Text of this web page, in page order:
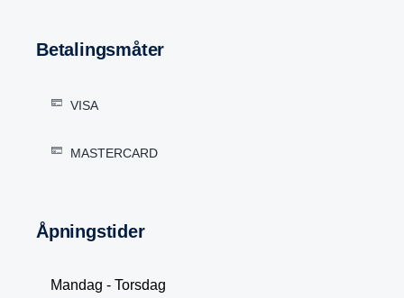
Betalingsmåter
VISA
MASTERCARD
Åpningstider
Mandag - Torsdag